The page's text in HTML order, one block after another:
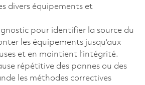
divers équipements et
pour identifier la source du
les équipements jusqu'aux
et en maintient l’intégrité.
répétitive des pannes ou des
les méthodes correctives